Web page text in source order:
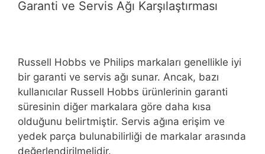
Garanti ve Servis Ağı Karşılaştırması
Russell Hobbs ve Philips markaları genellikle iyi
bir garanti ve servis ağı sunar. Ancak, bazı
kullanıcılar Russell Hobbs ürünlerinin garanti
süresinin diğer markalara göre daha kısa
olduğunu belirtmiştir. Servis ağına erişim ve
yedek parça bulunabilirliği de markalar arasında
değerlendirilmelidir.